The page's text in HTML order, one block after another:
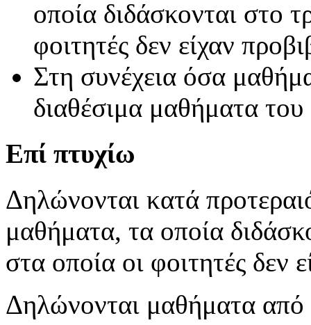
οποία διδάσκονται στο
φοιτητές δεν είχαν
Στη συνέχεια όσα
διαθέσιμα μαθήματα
Επί πτυχίω
Δηλώνονται κατά
μαθήματα, τα οποία
στα οποία οι φοιτητές δεν
Δηλώνονται μαθήματα από